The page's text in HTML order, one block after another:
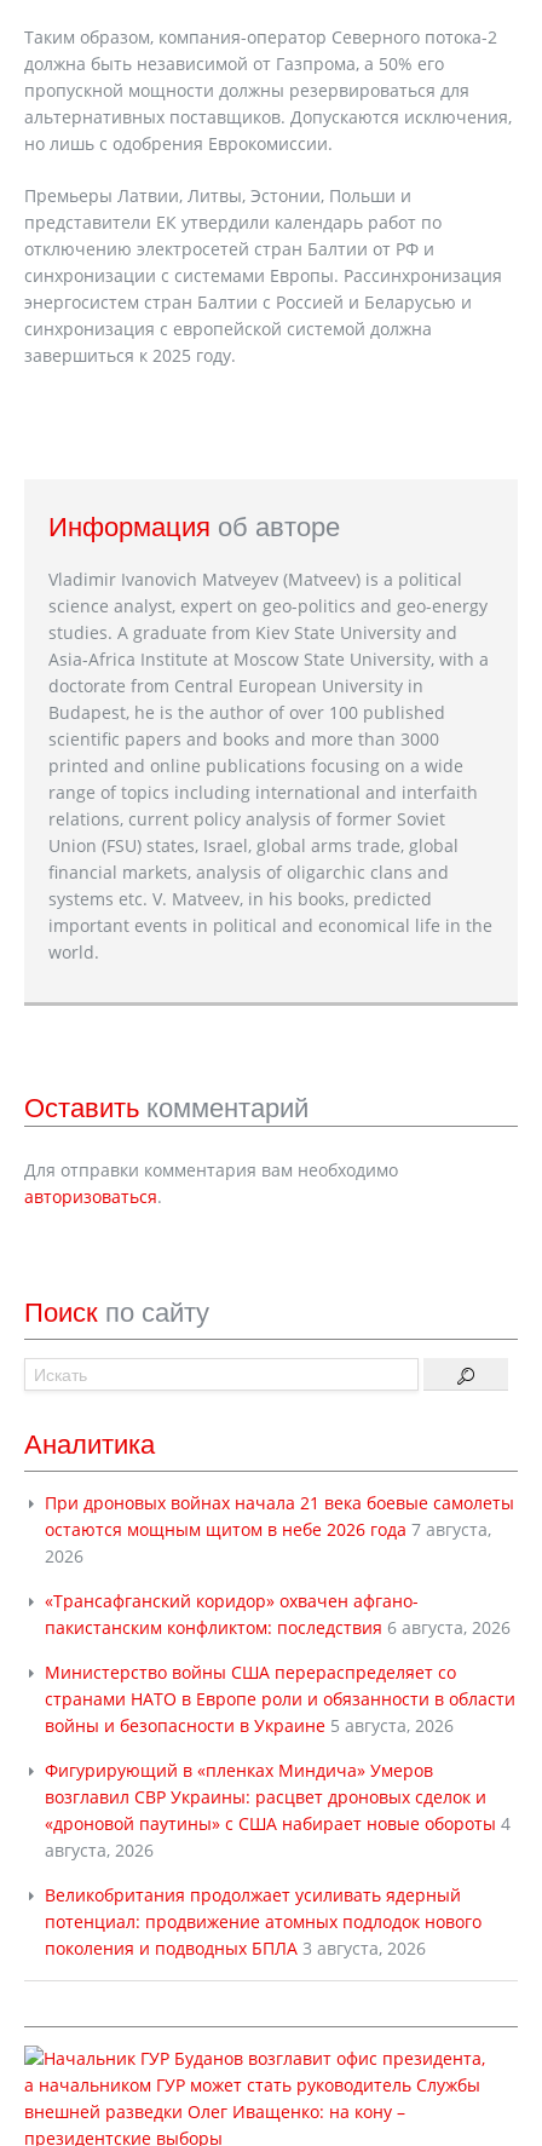
Таким образом, компания-оператор Северного потока-2
должна быть независимой от Газпрома, а 50% его
пропускной мощности должны резервироваться для
альтернативных поставщиков. Допускаются исключения,
но лишь с одобрения Еврокомиссии.
Премьеры Латвии, Литвы, Эстонии, Польши и
представители ЕК утвердили календарь работ по
отключению электросетей стран Балтии от РФ и
синхронизации с системами Европы. Рассинхронизация
энергосистем стран Балтии с Россией и Беларусью и
синхронизация с европейской системой должна
завершиться к 2025 году.
Информация об авторе
Vladimir Ivanovich Matveyev (Matveev) is a political
science analyst, expert on geo-politics and geo-energy
studies. A graduate from Kiev State University and
Asia-Africa Institute at Moscow State University, with a
doctorate from Central European University in
Budapest, he is the author of over 100 published
scientific papers and books and more than 3000
printed and online publications focusing on a wide
range of topics including international and interfaith
relations, current policy analysis of former Soviet
Union (FSU) states, Israel, global arms trade, global
financial markets, analysis of oligarchic clans and
systems etc. V. Matveev, in his books, predicted
important events in political and economical life in the
world.
Оставить комментарий
Для отправки комментария вам необходимо
авторизоваться.
Поиск по сайту
Аналитика
При дроновых войнах начала 21 века боевые самолеты
остаются мощным щитом в небе 2026 года 7 августа,
2026
«Трансафганский коридор» охвачен афгано-
пакистанским конфликтом: последствия 6 августа, 2026
Министерство войны США перераспределяет со
странами НАТО в Европе роли и обязанности в области
войны и безопасности в Украине 5 августа, 2026
Фигурирующий в «пленках Миндича» Умеров
возглавил СВР Украины: расцвет дроновых сделок и
«дроновой паутины» с США набирает новые обороты 4
августа, 2026
Великобритания продолжает усиливать ядерный
потенциал: продвижение атомных подлодок нового
поколения и подводных БПЛА 3 августа, 2026